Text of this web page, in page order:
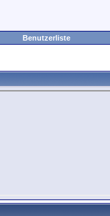
Benutzerliste